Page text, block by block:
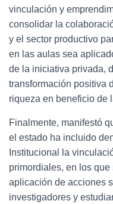
vinculación y
consolidar la
y el sector productivo
en las aulas sea
de la iniciativa privada,
transformación positiva
riqueza en beneficio de
Finalmente, manifestó
el estado ha incluido
Institucional la
primordiales, en los
aplicación de acciones
investigadores y